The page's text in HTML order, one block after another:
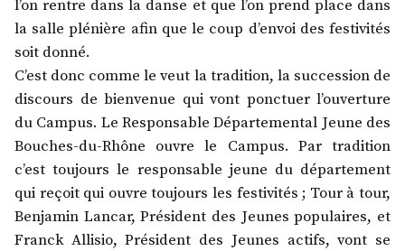
l’on rentre dans la danse et que l’on prend place dans
la salle plénière afin que le coup d’envoi des festivités
soit donné.
C’est donc comme le veut la tradition, la succession de
discours de bienvenue qui vont ponctuer l’ouverture
du Campus. Le Responsable Départemental Jeune des
Bouches-du-Rhône ouvre le Campus. Par tradition
c’est toujours le responsable jeune du département
qui reçoit qui ouvre toujours les festivités ; Tour à tour,
Benjamin Lancar, Président des Jeunes populaires, et
Franck Allisio, Président des Jeunes actifs, vont se